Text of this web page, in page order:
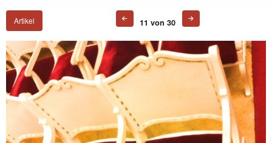
Artikel 11 von 30